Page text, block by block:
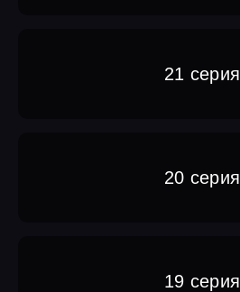
21 серия
20 серия
19 серия